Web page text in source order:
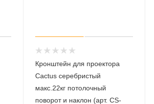
Кронштейн для проектора
Cactus серебристый
макс.22кг потолочный
поворот и наклон (арт. CS-